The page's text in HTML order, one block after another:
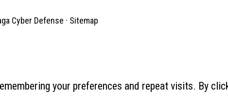
Cyber Defense · Sitemap
your preferences and repeat visits. By